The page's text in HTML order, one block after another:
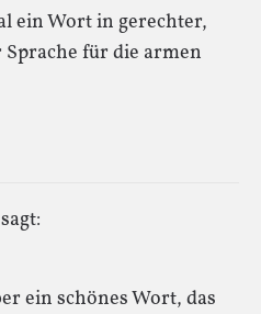
ein Wort in gerechter,
für die armen
sagt:
ein schönes Wort, das